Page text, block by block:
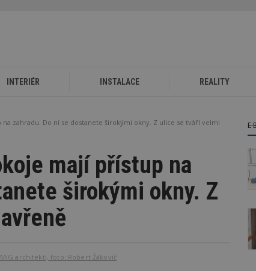
INTERIÉR INSTALACE REALITY
zahradu. Do ní se dostanete širokými okny. Z ulice se tváří velmi
mají přístup na
širokými okny. Z
architekti, foto: Robert Žákovič
E-